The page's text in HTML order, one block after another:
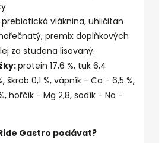
vláknina, uhličitan
premix doplňkových
za studena lisovaný.
protein 17,6 %, tuk 6,4
škrob 0,1 %, vápník - Ca - 6,5 %,
hořčík - Mg 2,8, sodík - Na -
Gastro podávat?